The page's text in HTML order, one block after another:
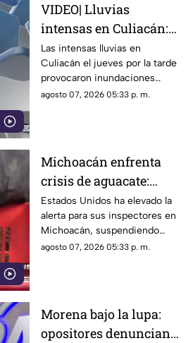
VIDEO| Lluvias
intensas en Culiacán:
inundaciones y
personas arrastradas
Las intensas lluvias en
Culiacán el jueves por la tarde
provocaron inundaciones
severas y el desbordamiento
agosto 07, 2026 05:33 p. m.
Michoacán enfrenta
crisis de aguacate:
Estados Unidos frena
exportaciones
Estados Unidos ha elevado la
alerta para sus inspectores en
Michoacán, suspendiendo
exportaciones de aguacate y
agosto 07, 2026 05:33 p. m.
Morena bajo la lupa:
opositores denuncian